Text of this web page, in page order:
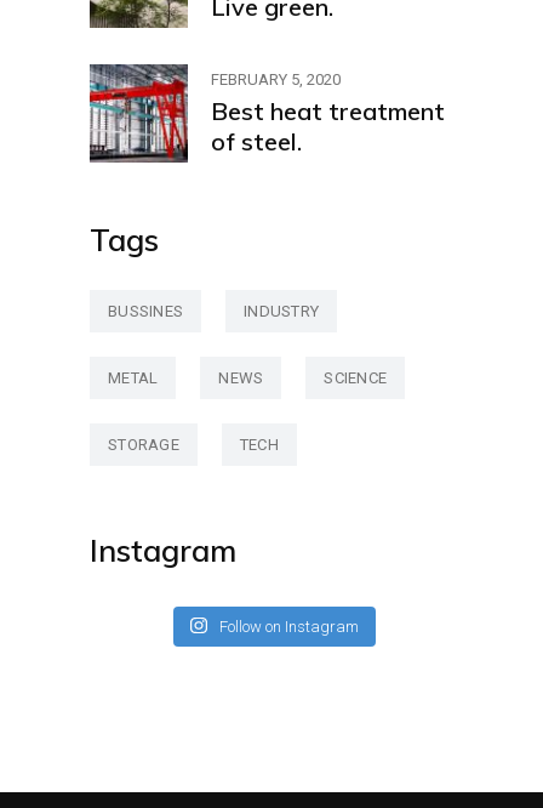
Live green.
FEBRUARY 5, 2020
Best heat treatment
of steel.
Tags
BUSSINES INDUSTRY
METAL NEWS SCIENCE
STORAGE TECH
Instagram
Follow on Instagram